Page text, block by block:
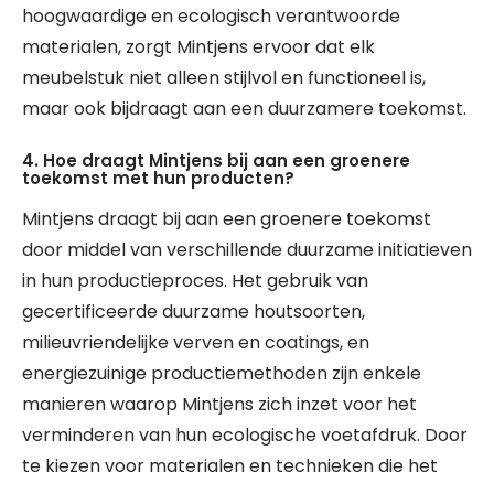
hoogwaardige en ecologisch verantwoorde
materialen, zorgt Mintjens ervoor dat elk
meubelstuk niet alleen stijlvol en functioneel is,
maar ook bijdraagt aan een duurzamere toekomst.
4. Hoe draagt Mintjens bij aan een groenere
toekomst met hun producten?
Mintjens draagt bij aan een groenere toekomst
door middel van verschillende duurzame initiatieven
in hun productieproces. Het gebruik van
gecertificeerde duurzame houtsoorten,
milieuvriendelijke verven en coatings, en
energiezuinige productiemethoden zijn enkele
manieren waarop Mintjens zich inzet voor het
verminderen van hun ecologische voetafdruk. Door
te kiezen voor materialen en technieken die het